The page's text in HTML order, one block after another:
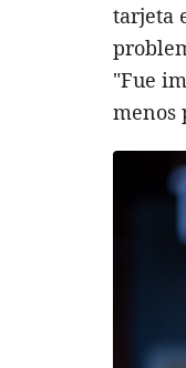
tarjeta
"Fue
menos